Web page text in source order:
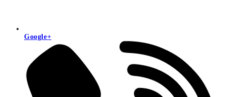
Google+